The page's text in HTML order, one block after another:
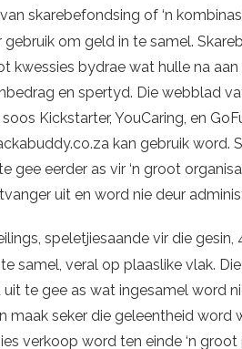
skarebefondsing of ‘n
om geld in te samel.
kwessies bydrae wat hulle na aan
en spertyd. Die webblad
Kickstarter, YouCaring, en
kan gebruik word.
gee eerder as vir ‘n groot
uit en word nie deur
speletjiesaande vir die
samel, veral op plaaslike vlak.
te gee as wat ingesamel word
maak seker die geleentheid word
verkoop word ten einde ‘n groot